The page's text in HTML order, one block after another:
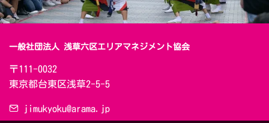
一般社団法人 浅草六区エリアマネジメント協会
〒111-0032
東京都台東区浅草2-5-5
jimukyoku@arama.jp